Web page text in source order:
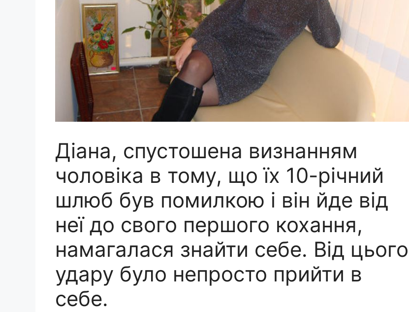
Діана, спустошена визнанням
чоловіка в тому, що їх 10-річний
шлюб був помилкою і він йде від
неї до свого першого кохання,
намагалася знайти себе. Від цього
удару було непросто прийти в
себе.